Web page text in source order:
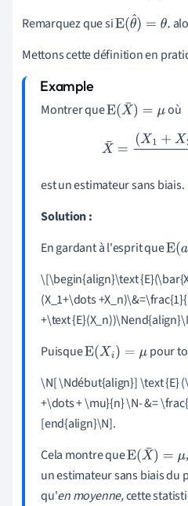
Remarquez que siE(θ^) =θ.
Mettons cette définition en
Montrer queE(X¯)= μ
où
X¯=( X1+X2
est un estimateur sans biais.
Solution :
En gardant à l'esprit queE(aX
\[\begin{align}\text
(X_1+\dots
+\text
PuisqueE(Xi)=μ pour
\N[ \Ndébut{align}] \text {E}
+\dots + \mu}{n}\N- &=
[end{align}\N].
Cela montre queE(X¯)= μ
un estimateur sans biais du
qu'en moyenne,cette